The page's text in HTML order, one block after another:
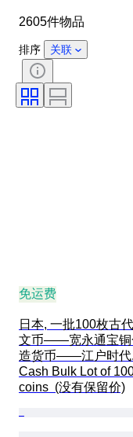
课题
硬币类型
艺术家
2605件物品
排序 关联
免运费
日本, 一批100枚古
文币——宽永通宝铜
造货币——江户时代
Cash Bulk Lot of
coins  (没有保留价)